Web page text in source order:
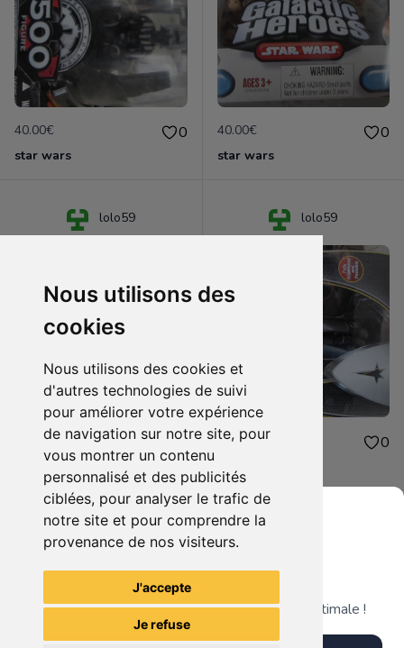
Nous utilisons des
cookies
Nous utilisons des cookies et
d'autres technologies de suivi
pour améliorer votre expérience
de navigation sur notre site, pour
vous montrer un contenu
personnalisé et des publicités
ciblées, pour analyser le trafic de
notre site et pour comprendre la
provenance de nos visiteurs.
J'accepte
Je refuse
40.00€ 0
star wars
40.00€ 0
star wars
lolo59
40.00€ 0
star wars
lolo59
20.00€ 0
Voir tous les articles du vendeur
Grenier du Geek
Télécharge notre app pour une expérience optimale !